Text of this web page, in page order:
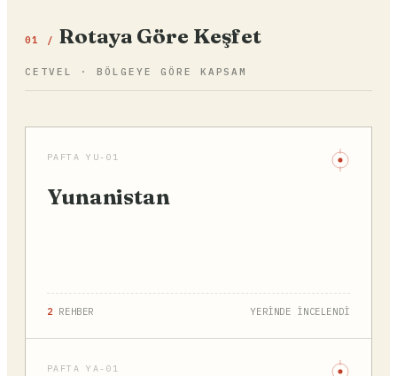
01 / Rotaya Göre Keşfet
CETVEL · BÖLGEYE GÖRE KAPSAM
PAFTA YU-01
Yunanistan
2 REHBER YERİNDE İNCELENDİ
PAFTA YA-01